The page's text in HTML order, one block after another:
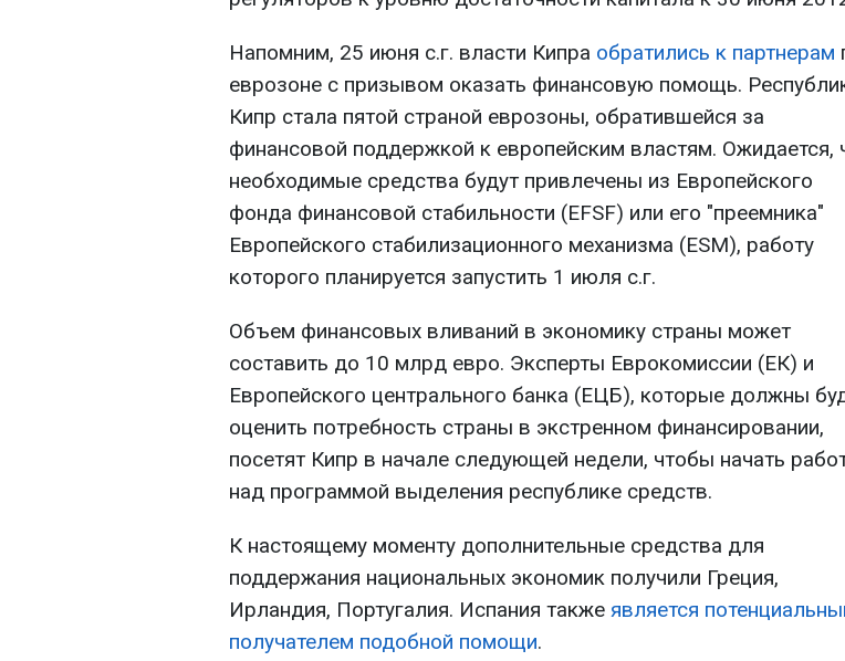
Напомним, 25 июня с.г. власти Кипра обратились к партнерам
еврозоне с призывом оказать финансовую помощь.
Кипр стала пятой страной еврозоны, обратившейся за
финансовой поддержкой к европейским властям. Ожидается,
необходимые средства будут привлечены из Европейского
фонда финансовой стабильности (EFSF) или его "преемника"
Европейского стабилизационного механизма (ESM), работу
которого планируется запустить 1 июля с.г.
Объем финансовых вливаний в экономику страны может
составить до 10 млрд евро. Эксперты Еврокомиссии (ЕК) и
Европейского центрального банка (ЕЦБ), которые должны
оценить потребность страны в экстренном финансировании,
посетят Кипр в начале следующей недели, чтобы начать
над программой выделения республике средств.
К настоящему моменту дополнительные средства для
поддержания национальных экономик получили Греция,
Ирландия, Португалия. Испания также является
получателем подобной помощи.